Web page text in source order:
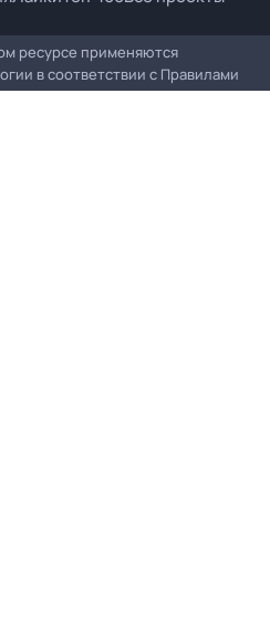
ресурсе применяются
в соответствии с Правилами